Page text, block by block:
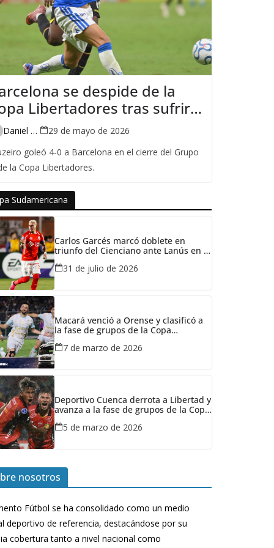
se despide de la
Libertadores tras sufrir
vergonzosa goleada ante
Daniel Pin
29 de mayo de 2026
goleó 4-0 a Barcelona en el cierre del Grupo
la Copa Libertadores.
Sudamericana
Carlos Garcés marcó doblete en
triunfo del Cienciano ante Lanús en la
Copa Sudamericana
31 de julio de 2026
Macará venció a Orense y clasificó a
la fase de grupos de la Copa
Sudamericana
7 de marzo de 2026
Deportivo Cuenca derrota a Libertad y
avanza a la fase de grupos de la Copa
Sudamericana
5 de marzo de 2026
nosotros
Fútbol se ha consolidado como un medio
deportivo de referencia, destacándose por su
cobertura tanto a nivel nacional como